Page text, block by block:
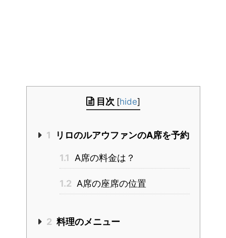
目次 [hide]
1 リロのルアウファンのA席を予約
1.1 A席の料金は？
1.2 A席の座席の位置
2 料理のメニュー